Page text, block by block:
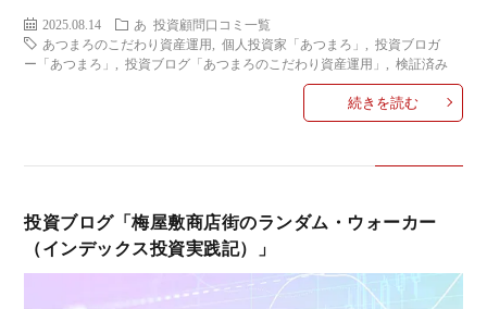
2025.08.14 あ
投資顧問口コミ一覧
あつまろのこだわり資産運用
,個人投資家「あつまろ」 ,投資ブロガ
ー「あつまろ」
,投資ブログ「あつまろのこだわり資産運用」 ,検証済み
続きを読む
投資ブログ「梅屋敷商店街のランダム・ウォーカー
（インデックス投資実践記）」